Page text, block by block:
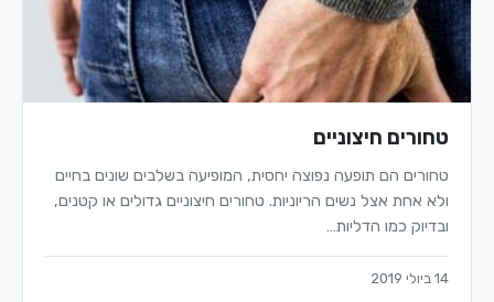
טחורים חיצוניים
טחורים הם תופעה נפוצה יחסית, המופיעה בשלבים שונים בחיים
ולא אחת אצל נשים הריוניות. טחורים חיצוניים גדולים או קטנים,
ובדיוק כמו הדליות…
14 ביולי 2019